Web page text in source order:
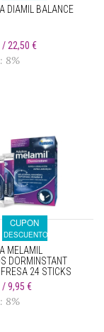
DIAMIL BALANCE
22,50 €
8%
CUPON
DESCUENTO
MELAMIL
DORMINSTANT
24 STICKS
9,95 €
8%